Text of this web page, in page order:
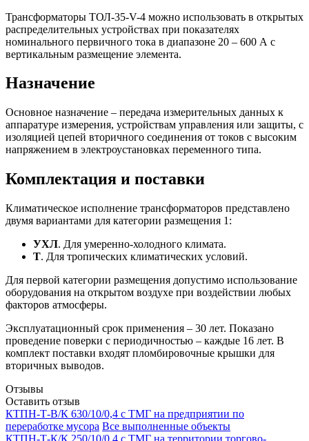
Трансформаторы ТОЛ-35-V-4 можно использовать в открытых
распределительных устройствах при показателях
номинального первичного тока в диапазоне 20 – 600 А с
вертикальным размещение элемента.
Назначение
Основное назначение – передача измерительных данных к
аппаратуре измерения, устройствам управления или защиты, с
изоляцией цепей вторичного соединения от токов с высоким
напряжением в электроустановках переменного типа.
Комплектация и поставки
Климатическое исполнение трансформаторов представлено
двумя вариантами для категории размещения 1:
УХЛ. Для умеренно-холодного климата.
Т. Для тропических климатических условий.
Для первой категории размещения допустимо использование
оборудования на открытом воздухе при воздействии любых
факторов атмосферы.
Эксплуатационный срок применения – 30 лет. Показано
проведение поверки с периодичностью – каждые 16 лет. В
комплект поставки входят пломбировочные крышки для
вторичных выводов.
Отзывы
Оставить отзыв
КТПН-Т-В/К 630/10/0,4 с ТМГ на предприятии по
переработке мусора Все выполненные объекты